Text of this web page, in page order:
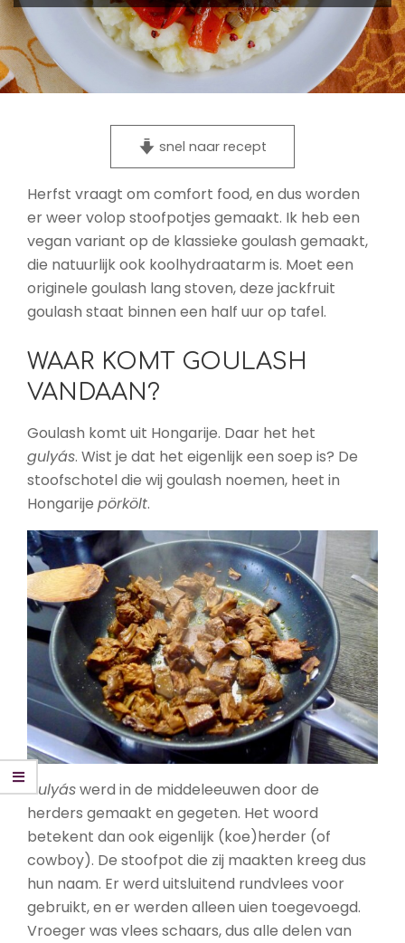
snel naar recept
Herfst vraagt om comfort food, en dus worden
er weer volop stoofpotjes gemaakt. Ik heb een
vegan variant op de klassieke goulash gemaakt,
die natuurlijk ook koolhydraatarm is. Moet een
originele goulash lang stoven, deze jackfruit
goulash staat binnen een half uur op tafel.
WAAR KOMT GOULASH
VANDAAN?
Goulash komt uit Hongarije. Daar het het
gulyás. Wist je dat het eigenlijk een soep is? De
stoofschotel die wij goulash noemen, heet in
Hongarije pörkölt.
Gulyáswerd in de middeleeuwen door de
herders gemaakt en gegeten. Het woord
betekent dan ook eigenlijk (koe)herder (of
cowboy). De stoofpot die zij maakten kreeg dus
hun naam. Er werd uitsluitend rundvlees voor
gebruikt, en er werden alleen uien toegevoegd.
Vroeger was vlees schaars, dus alle delen van